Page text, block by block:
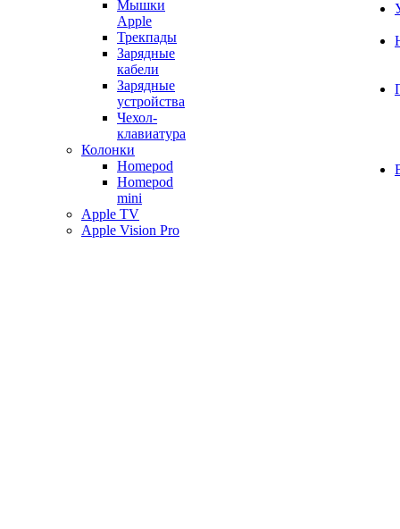
Мышки
Apple
Трекпады
Зарядные
кабели
Зарядные
устройства
Чехол-
клавиатура
Колонки
Homepod
Homepod
mini
Apple TV
Apple Vision Pro